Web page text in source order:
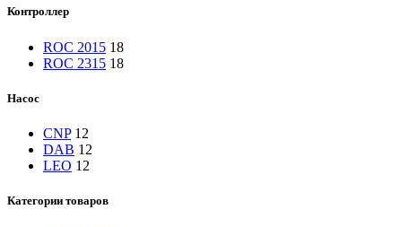
Контроллер
ROC 2015 18
ROC 2315 18
Насос
CNP 12
DAB 12
LEO 12
Категории товаров